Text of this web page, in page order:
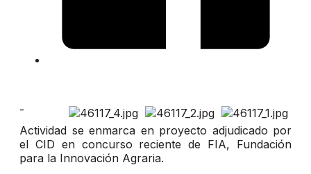
-
Actividad se enmarca en proyecto adjudicado por
el CID en concurso reciente de FIA, Fundación
para la Innovación Agraria.